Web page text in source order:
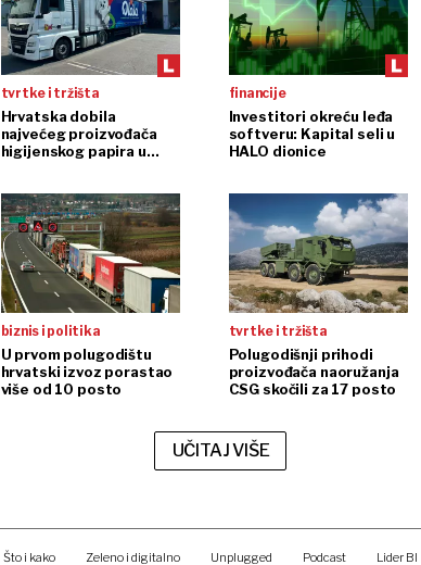
tvrtke i tržišta
Hrvatska dobila
najvećeg proizvođača
higijenskog papira u
financije
Investitori okreću leđa
softveru: Kapital seli u
HALO dionice
biznis i politika
U prvom polugodištu
hrvatski izvoz porastao
više od 10 posto
tvrtke i tržišta
Polugodišnji prihodi
proizvođača naoružanja
CSG skočili za 17 posto
UČITAJ VIŠE
Što i kako Zeleno i digitalno Unplugged Podcast Lider BI